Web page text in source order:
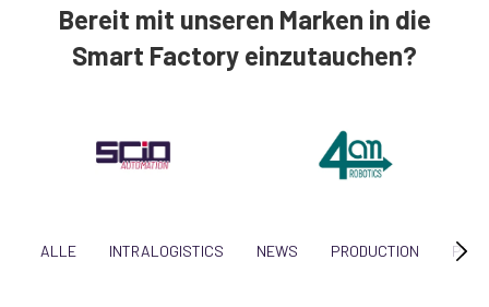
Bereit mit unseren Marken in die
Smart Factory einzutauchen?
ALLE INTRALOGISTICS NEWS PRODUCTION